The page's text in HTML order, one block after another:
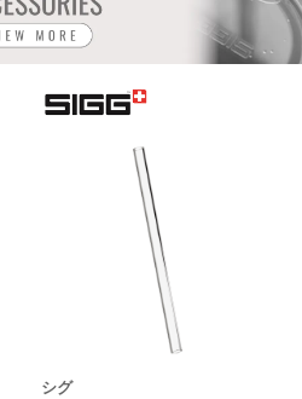
シグ